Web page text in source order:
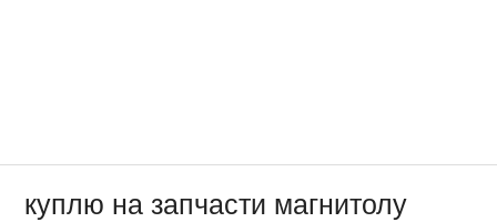
куплю на запчасти магнитолу